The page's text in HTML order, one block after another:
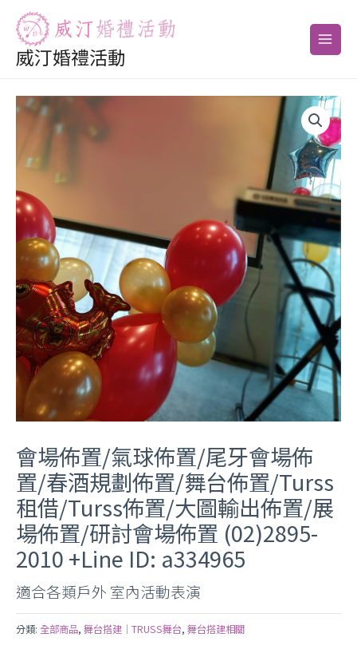
威汀婚禮活動
Menu
搜
尋
關
字
:
會場佈置/氣球佈置/尾牙會場佈
置/春酒規劃佈置/舞台佈置/Turss
租借/Turss佈置/大圖輸出佈置/展
場佈置/研討會場佈置 (02)2895-
2010 +Line ID: a334965
適合各類戶外 室內活動表演
分類: 全部商品, 舞台搭建｜TRUSS舞台, 舞台搭建相關